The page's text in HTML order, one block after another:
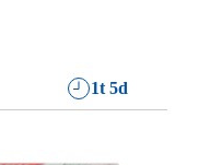
1t 5d